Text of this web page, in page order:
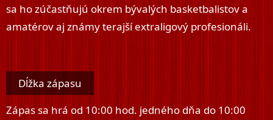
sa ho zúčastňujú okrem bývalých basketbalistov a
amatérov aj známy terajší extraligový profesionáli.
Dĺžka zápasu
Zápas sa hrá od 10:00 hod. jedného dňa do 10:00